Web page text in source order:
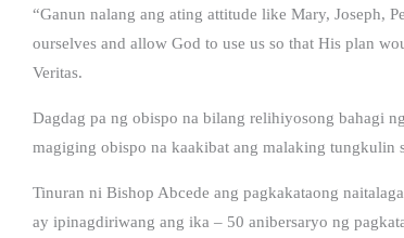
“Ganun nalang ang ating attitude like Mary, Joseph,
ourselves and allow God to use us so that His plan
Veritas.
Dagdag pa ng obispo na bilang relihiyosong bahagi
magiging obispo na kaakibat ang malaking tungkulin
Tinuran ni Bishop Abcede ang pagkakataong
ay ipinagdiriwang ang ika – 50 anibersaryo ng